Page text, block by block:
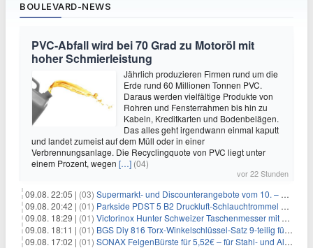
BOULEVARD-NEWS
PVC-Abfall wird bei 70 Grad zu Motoröl mit
hoher Schmierleistung
Jährlich produzieren Firmen rund um die
Erde rund 60 Millionen Tonnen PVC.
Daraus werden vielfältige Produkte von
Rohren und Fensterrahmen bis hin zu
Kabeln, Kreditkarten und Bodenbelägen.
Das alles geht irgendwann einmal kaputt
und landet zumeist auf dem Müll oder in einer
Verbrennungsanlage. Die Recyclingquote von PVC liegt unter
einem Prozent, wegen […] (04)
vor 22 Stunden
09.08. 22:05 | (03) Supermarkt- und Discounterangebote vom 10. – 15.08.2026
09.08. 20:42 | (01) Parkside PDST 5 B2 Druckluft-Schlauchtrommel mit 10 m Schlauch für 25,94€
09.08. 18:29 | (01) Victorinox Hunter Schweizer Taschenmesser mit 12 Funktionen für 43,99€
09.08. 18:11 | (01) BGS Diy 816 Torx-Winkelschlüssel-Satz 9-teilig für 6,45€
09.08. 17:02 | (01) SONAX FelgenBürste für 5,52€ – für Stahl- und Alufelgen